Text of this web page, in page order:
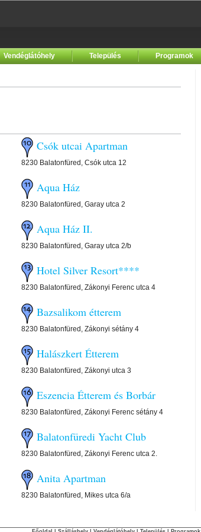
Vendéglátóhely Település Programok
Csók utcai Apartman
8230 Balatonfüred, Csók utca 12
Aqua Ház
8230 Balatonfüred, Garay utca 2
Aqua Ház II.
8230 Balatonfüred, Garay utca 2/b
Hotel Silver Resort****
8230 Balatonfüred, Zákonyi Ferenc utca 4
Bazsalikom étterem
8230 Balatonfüred, Zákonyi sétány 4
Halászkert Étterem
8230 Balatonfüred, Zákonyi utca 3
Eszencia Étterem és Borbár
8230 Balatonfüred, Zákonyi Ferenc sétány 4
Balatonfüredi Yacht Club
8230 Balatonfüred, Zákonyi Ferenc utca 2.
Anita Apartman
8230 Balatonfüred, Mikes utca 6/a